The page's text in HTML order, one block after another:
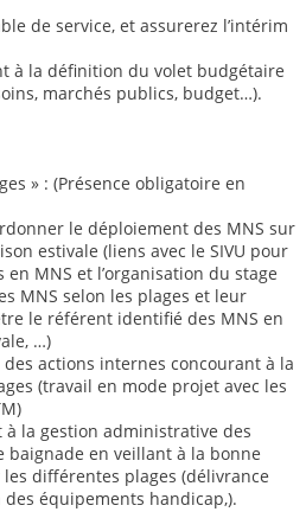
de service, et assurerez l’intérim
à la définition du volet budgétaire
marchés publics, budget…).
» : (Présence obligatoire en
le déploiement des MNS sur
estivale (liens avec le SIVU pour
MNS et l’organisation du stage
MNS selon les plages et leur
le référent identifié des MNS en
…)
actions internes concourant à la
(travail en mode projet avec les
à la gestion administrative des
baignade en veillant à la bonne
différentes plages (délivrance
équipements handicap,).